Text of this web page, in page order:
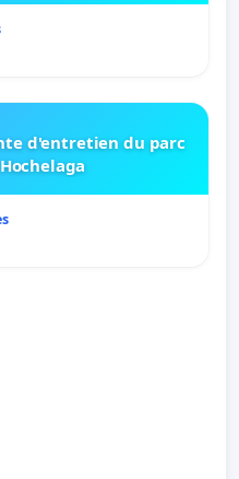
d'entretien du parc
Hochelaga